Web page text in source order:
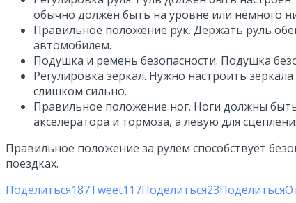
обычно должен быть на уровне или немного
Правильное положение рук. Держать руль
автомобилем.
Подушка и ремень безопасности. Подушка
Регулировка зеркал. Нужно настроить
слишком сильно.
Правильное положение ног. Ноги должны
акселератора и тормоза, а левую для
Правильное положение за рулем способствует
поездках.
Поделиться187Tweet117Поделиться23Поделиться